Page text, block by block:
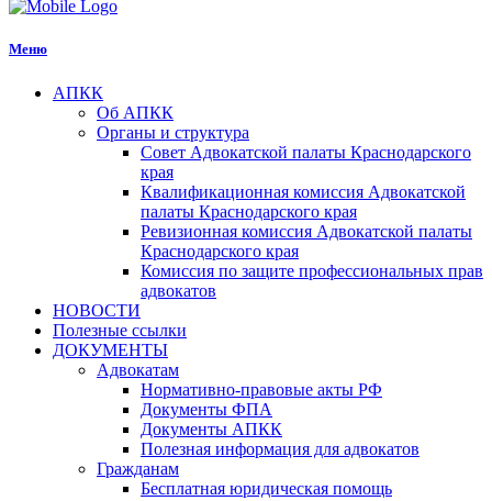
Меню
АПКК
Об АПКК
Органы и структура
Совет Адвокатской палаты Краснодарского
края
Квалификационная комиссия Адвокатской
палаты Краснодарского края
Ревизионная комиссия Адвокатской палаты
Краснодарского края
Комиссия по защите профессиональных прав
адвокатов
НОВОСТИ
Полезные ссылки
ДОКУМЕНТЫ
Адвокатам
Нормативно-правовые акты РФ
Документы ФПА
Документы АПКК
Полезная информация для адвокатов
Гражданам
Бесплатная юридическая помощь